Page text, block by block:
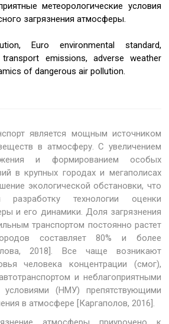
метеорологические условия
загрязнения атмосферы.
Euro environmental standard,
emissions, adverse weather
of dangerous air pollution.
является мощным источником
в атмосферу. С увеличением
и формированием особых
в крупных городах и мегаполисах
экологической обстановки, что
разработку технологии оценки
и его динамики. Доля загрязнения
транспортом постоянно растет
составляет 80% и более
2018]. Все чаще возникают
человека концентрации (смог),
и неблагоприятными
условиями (НМУ) препятствующими
в атмосфере [Каргаполов, 2016].